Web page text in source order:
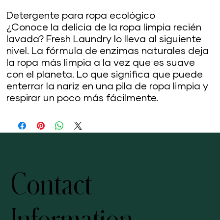
Detergente para ropa ecológico
¿Conoce la delicia de la ropa limpia recién
lavada? Fresh Laundry lo lleva al siguiente
nivel. La fórmula de enzimas naturales deja
la ropa más limpia a la vez que es suave
con el planeta. Lo que significa que puede
enterrar la nariz en una pila de ropa limpia y
respirar un poco más fácilmente.
Contact